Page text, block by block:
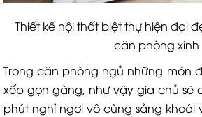
Thiết kế nội thất biệt thự hiện đại
căn phòng xinh
Trong căn phòng ngủ những món
xếp gọn gàng, như vậy gia chủ sẽ
phút nghỉ ngơi vô cùng sảng khoái